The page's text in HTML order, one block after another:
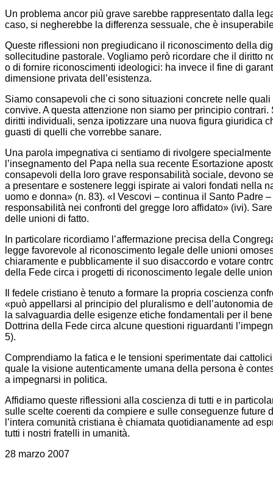
Un problema ancor più grave sarebbe rappresentato dalla
caso, si negherebbe la differenza sessuale, che è
Queste riflessioni non pregiudicano il riconoscimento della
sollecitudine pastorale. Vogliamo però ricordare che il diritto
o di fornire riconoscimenti ideologici: ha invece il fine di
dimensione privata dell’esistenza.
Siamo consapevoli che ci sono situazioni concrete nelle
convive. A questa attenzione non siamo per principio
diritti individuali, senza ipotizzare una nuova figura giuridica
guasti di quelli che vorrebbe sanare.
Una parola impegnativa ci sentiamo di rivolgere
l’insegnamento del Papa nella sua recente Esortazione
consapevoli della loro grave responsabilità sociale, devono
a presentare e sostenere leggi ispirate ai valori fondati nella
uomo e donna» (n. 83). «I Vescovi – continua il Santo Padre
responsabilità nei confronti del gregge loro affidato» (ivi).
delle unioni di fatto.
In particolare ricordiamo l’affermazione precisa della
legge favorevole al riconoscimento legale delle unioni
chiaramente e pubblicamente il suo disaccordo e votare
della Fede circa i progetti di riconoscimento legale delle
Il fedele cristiano è tenuto a formare la propria coscienza
«può appellarsi al principio del pluralismo e dell’autonomia
la salvaguardia delle esigenze etiche fondamentali per il
Dottrina della Fede circa alcune questioni riguardanti
5).
Comprendiamo la fatica e le tensioni sperimentate dai
quale la visione autenticamente umana della persona è
a impegnarsi in politica.
Affidiamo queste riflessioni alla coscienza di tutti e in
sulle scelte coerenti da compiere e sulle conseguenze
l’intera comunità cristiana è chiamata quotidianamente ad
tutti i nostri fratelli in umanità.
28 marzo 2007